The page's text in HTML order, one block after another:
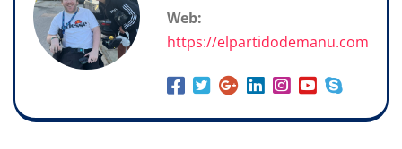
Web:
https://elpartidodemanu.com